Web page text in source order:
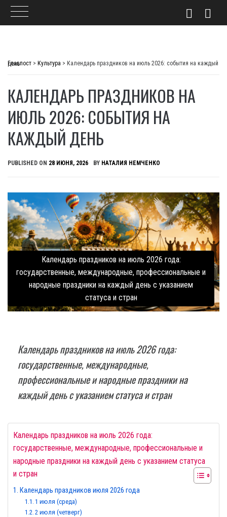
Главпост > Культура >
Календарь праздников на июль 2026: события на каждый день
КАЛЕНДАРЬ ПРАЗДНИКОВ НА
ИЮЛЬ 2026: СОБЫТИЯ НА
КАЖДЫЙ ДЕНЬ
PUBLISHED ON 28 ИЮНЯ, 2026 BY НАТАЛИЯ НЕМЧЕНКО
Календарь праздников на июль 2026 года:
государственные, международные, профессиональные и
народные праздники на каждый день с указанием
статуса и стран
Календарь праздников на июль 2026 года:
государственные, международные,
профессиональные и народные праздники на
каждый день с указанием статуса и стран
Календарь праздников на июль 2026 года:
государственные, международные, профессиональные и
народные праздники на каждый день с указанием статуса
и стран
Календарь праздников июля 2026 года
1 июля (среда)
2 июля (четверг)